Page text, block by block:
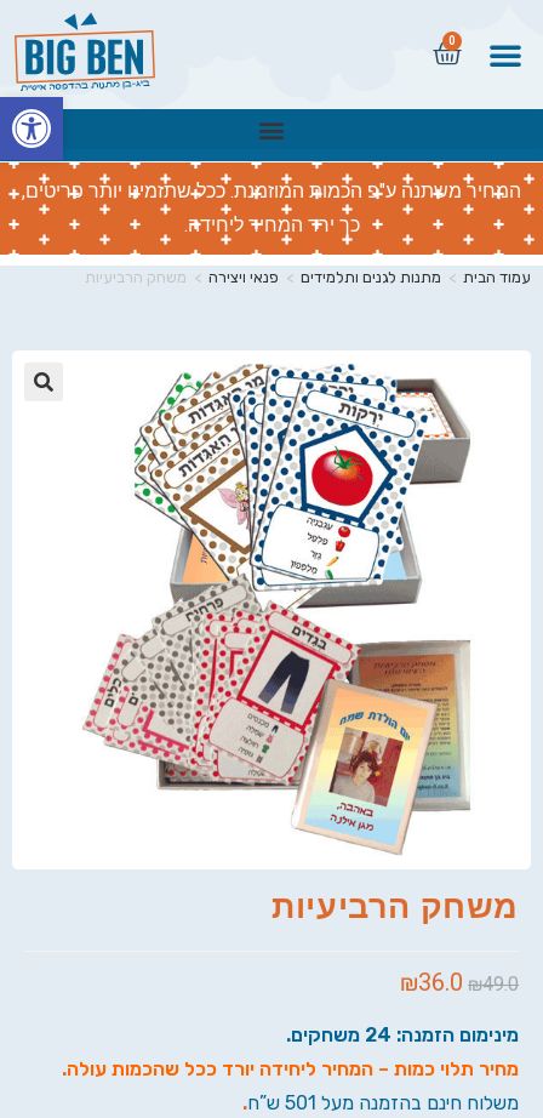
0
המחיר משתנה ע"פ הכמות המוזמנת. ככל שתזמינו יותר פריטים,
כך ירד המחיר ליחידה.
עמוד הבית > מתנות לגנים ותלמידים > פנאי ויצירה > משחק הרביעיות
משחק הרביעיות
₪49.0
₪36.0
מינימום הזמנה: 24 משחקים.
מחיר תלוי כמות – המחיר ליחידה יורד ככל שהכמות עולה.
משלוח חינם בהזמנה מעל 501 ש”ח
.